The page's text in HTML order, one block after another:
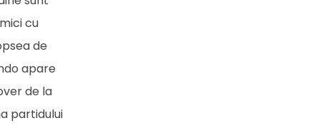
cu
de
apare
de la
partidului